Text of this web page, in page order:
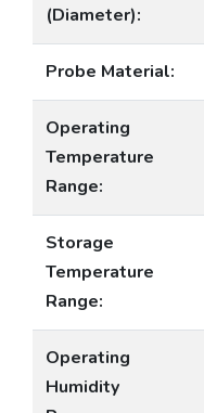
(Diameter):
Probe Material:
Operating
Temperature
Range:
Storage
Temperature
Range:
Operating
Humidity